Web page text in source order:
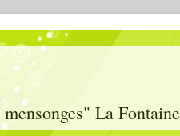
La Fontaine